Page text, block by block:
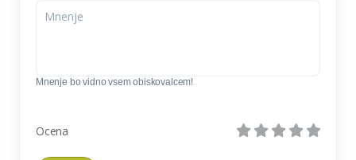
Mnenje bo vidno vsem obiskovalcem!
Ocena